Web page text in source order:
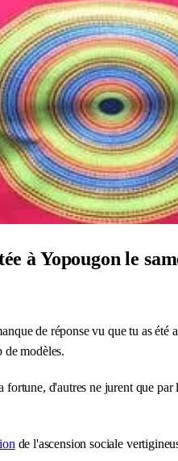
à Yopougon le
de réponse vu que tu as été
de modèles.
d'autres ne jurent que
de l'ascension sociale